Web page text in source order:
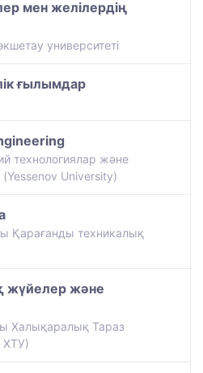
мен желілердің
университетi
ғылымдар
технологиялар және
(Yessenov University)
Қарағанды техникалық
жүйелер және
Халықаралық Тараз
ХТУ)